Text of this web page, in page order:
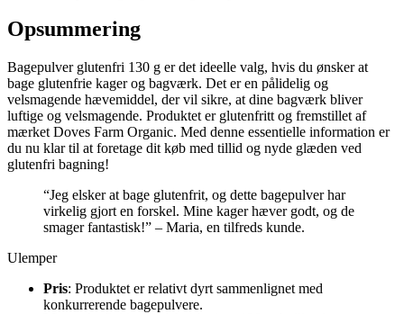
Opsummering
Bagepulver glutenfri 130 g er det ideelle valg, hvis du ønsker at
bage glutenfrie kager og bagværk. Det er en pålidelig og
velsmagende hævemiddel, der vil sikre, at dine bagværk bliver
luftige og velsmagende. Produktet er glutenfritt og fremstillet af
mærket Doves Farm Organic. Med denne essentielle information er
du nu klar til at foretage dit køb med tillid og nyde glæden ved
glutenfri bagning!
“Jeg elsker at bage glutenfrit, og dette bagepulver har
virkelig gjort en forskel. Mine kager hæver godt, og de
smager fantastisk!” – Maria, en tilfreds kunde.
Ulemper
Pris: Produktet er relativt dyrt sammenlignet med
konkurrerende bagepulvere.